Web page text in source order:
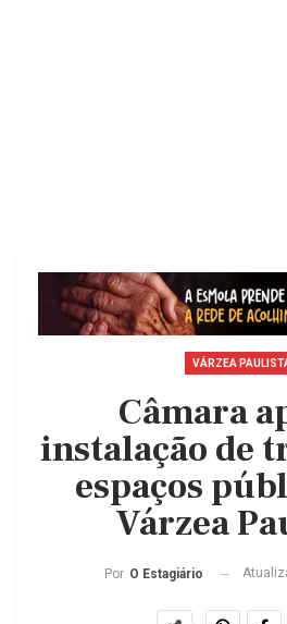
VÁRZEA
Câmara
instalação de
espaços
Várzea
Por O Estagiário